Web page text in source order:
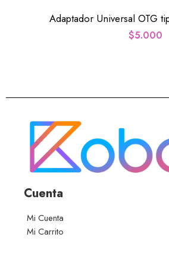
Adaptador Universal OTG
$5.000
Cuenta
Mi Cuenta
Mi Carrito